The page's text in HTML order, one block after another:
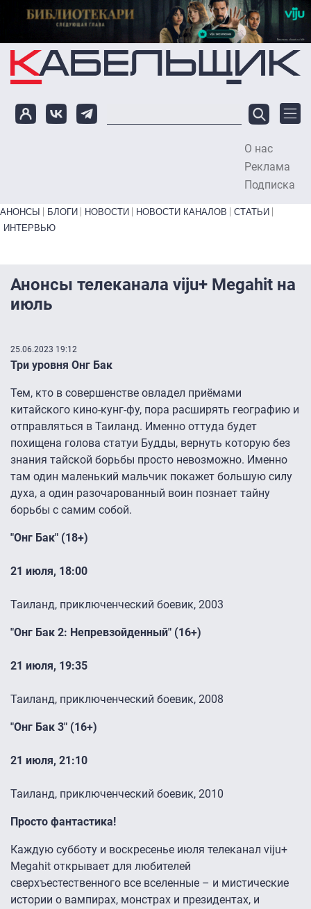
Перейти к основному содержанию
О нас
Реклама
Подписка
Primary links bottom
АНОНСЫ БЛОГИ НОВОСТИ НОВОСТИ КАНАЛОВ
СТАТЬИ
ИНТЕРВЬЮ
Анонсы телеканала viju+ Megahit на
июль
25.06.2023 19:12
Три уровня Онг Бак
Тем, кто в совершенстве овладел приёмами
китайского кино-кунг-фу, пора расширять географию и
отправляться в Таиланд. Именно оттуда будет
похищена голова статуи Будды, вернуть которую без
знания тайской борьбы просто невозможно. Именно
там один маленький мальчик покажет большую силу
духа, а один разочарованный воин познает тайну
борьбы с самим собой.
"Онг Бак" (18+)
​​​​​​​​​​​​21 июля, 18:00
Таиланд, приключенческий боевик, 2003
"Онг Бак 2: Непревзойденный" (16+)
​​​​​​​​​​21 июля, 19:35
Таиланд, приключенческий боевик, 2008
"Онг Бак 3" (16+)
​​​​​​​​​​​21 июля, 21:10
Таиланд, приключенческий боевик, 2010
Просто ​​​​фантастика!
Каждую субботу и воскресенье июля телеканал viju+
Megahit открывает для любителей
сверхъестественного все вселенные – и мистические
истории о вампирах, монстрах и президентах, и